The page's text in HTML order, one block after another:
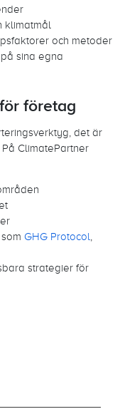
klimatmål
och metoder
sina egna
företag
det är
ClimatePartner
GHG Protocol,
strategier för